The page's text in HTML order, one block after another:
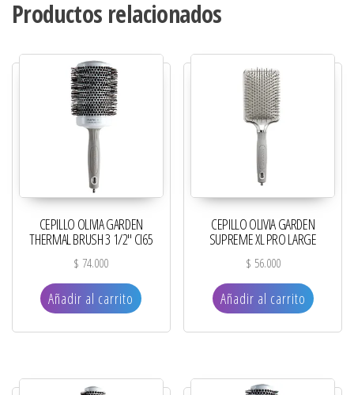
Productos relacionados
CEPILLO OLIVIA GARDEN
THERMAL BRUSH 3 1/2″ CI65
$ 74.000
Añadir al carrito
CEPILLO OLIVIA GARDEN
SUPREME XL PRO LARGE
$ 56.000
Añadir al carrito